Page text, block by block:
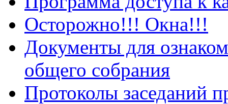
Осторожно!!! Окна!!!
Документы для
общего собрания
Протоколы заседаний